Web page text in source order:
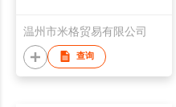
温州市米格贸易有限公司
查询